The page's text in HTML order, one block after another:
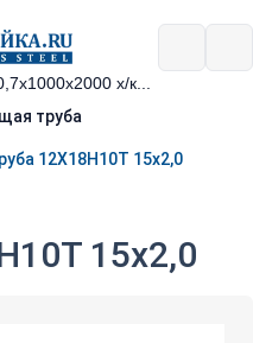
труба
12Х18Н10Т 15х2,0
15х2,0